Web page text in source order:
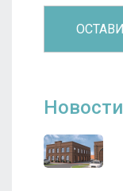
Новости